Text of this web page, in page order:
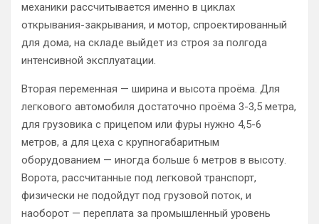
механики рассчитывается именно в циклах
открывания-закрывания, и мотор, спроектированный
для дома, на складе выйдет из строя за полгода
интенсивной эксплуатации.
Вторая переменная — ширина и высота проёма. Для
легкового автомобиля достаточно проёма 3-3,5 метра,
для грузовика с прицепом или фуры нужно 4,5-6
метров, а для цеха с крупногабаритным
оборудованием — иногда больше 6 метров в высоту.
Ворота, рассчитанные под легковой транспорт,
физически не подойдут под грузовой поток, и
наоборот — переплата за промышленный уровень